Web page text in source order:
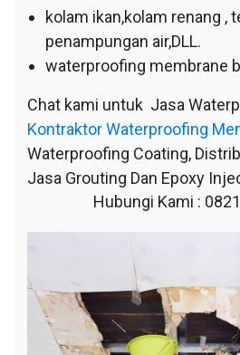
kolam ikan,kolam renang ,
penampungan air,DLL.
waterproofing membrane
Chat kami untuk Jasa
Kontraktor Waterproofing
Waterproofing Coating,
Jasa Grouting Dan Epoxy
Hubungi Kami :